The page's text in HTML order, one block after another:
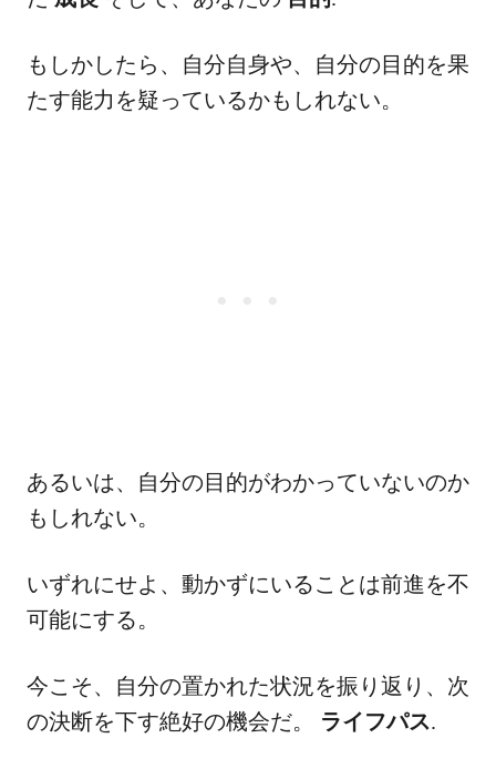
もしかしたら、自分自身や、自分の目的を果
たす能力を疑っているかもしれない。
あるいは、自分の目的がわかっていないのか
もしれない。
いずれにせよ、動かずにいることは前進を不
可能にする。
今こそ、自分の置かれた状況を振り返り、次
の決断を下す絶好の機会だ。 ライフパス.